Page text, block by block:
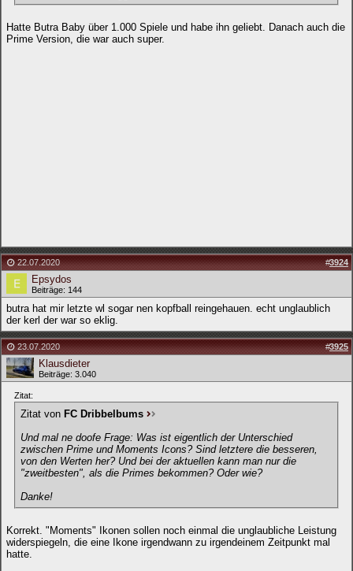
Hatte Butra Baby über 1.000 Spiele und habe ihn geliebt. Danach auch die
Prime Version, die war auch super.
22.07.2020 #3924
Epsydos
Beiträge: 144
butra hat mir letzte wl sogar nen kopfball reingehauen. echt unglaublich
der kerl der war so eklig.
23.07.2020 #3925
Klausdieter
Beiträge: 3.040
Zitat:
Zitat von FC Dribbelbums
Und mal ne doofe Frage: Was ist eigentlich der Unterschied
zwischen Prime und Moments Icons? Sind letztere die besseren,
von den Werten her? Und bei der aktuellen kann man nur die
"zweitbesten", als die Primes bekommen? Oder wie?
Danke!
Korrekt. "Moments" Ikonen sollen noch einmal die unglaubliche Leistung
widerspiegeln, die eine Ikone irgendwann zu irgendeinem Zeitpunkt mal
hatte.